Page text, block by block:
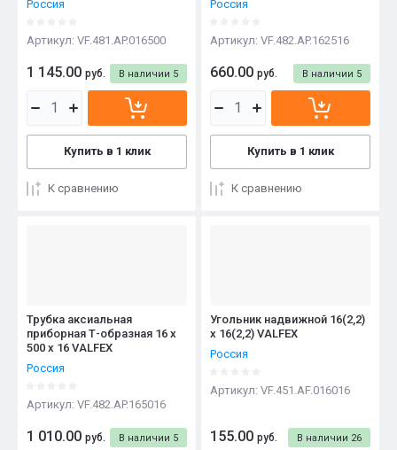
Россия
Артикул: VF.481.AP.016500
В наличии 5
1 145.00 руб.
Купить в 1 клик
К сравнению
Россия
Артикул: VF.482.AP.162516
В наличии 5
660.00 руб.
Купить в 1 клик
К сравнению
Трубка аксиальная
приборная Т-образная 16 х
500 х 16 VALFEX
Россия
Артикул: VF.482.AP.165016
В наличии 5
1 010.00 руб.
Угольник надвижной 16(2,2)
х 16(2,2) VALFEX
Россия
Артикул: VF.451.AF.016016
В наличии 26
155.00 руб.